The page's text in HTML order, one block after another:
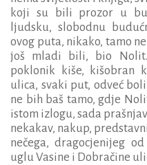
koji su bili prozor u
ljudsku, slobodnu
ovog puta, nikako, tamo
još mladi bili, bio
poklonik kiše, kišobran
ulica, svaki put, odveć
ne bih baš tamo, gdje
istom izlogu, sada
nekakav, nakup,
nečega, dragocjenijeg
uglu Vasine i Dobračine